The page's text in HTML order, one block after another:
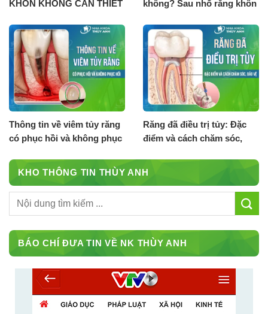
KHÔN KHÔNG CẦN THIẾT
không? Sau nhổ răng khôn
Thông tin về viêm tủy răng
có phục hồi và không phục
Răng đã điều trị tủy: Đặc
điểm và cách chăm sóc,
KHO THÔNG TIN THÙY ANH
BÁO CHÍ ĐƯA TIN VỀ NK THÙY ANH